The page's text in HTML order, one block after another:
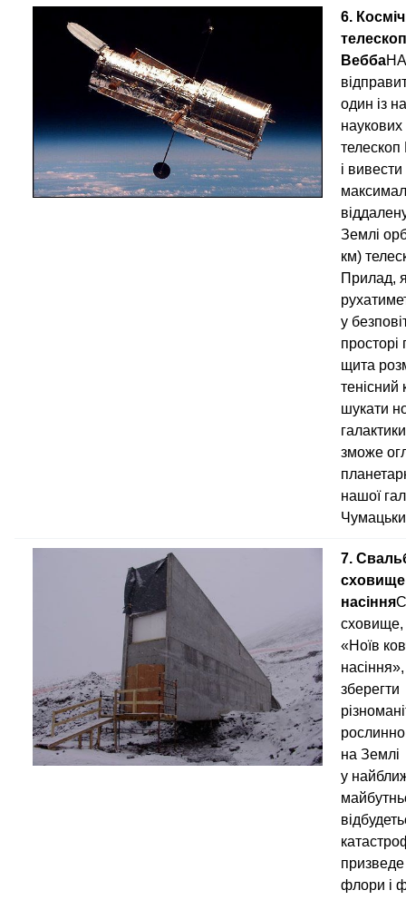
6.
Вебба
один із
наукових
телескоп
і
Землі
км)
Прилад,
у
просторі
щита
тенісний
шукати
зможе
нашої
7.
сховище
насіння
сховище,
«Ноїв
зберегти
на Землі
у
флори і